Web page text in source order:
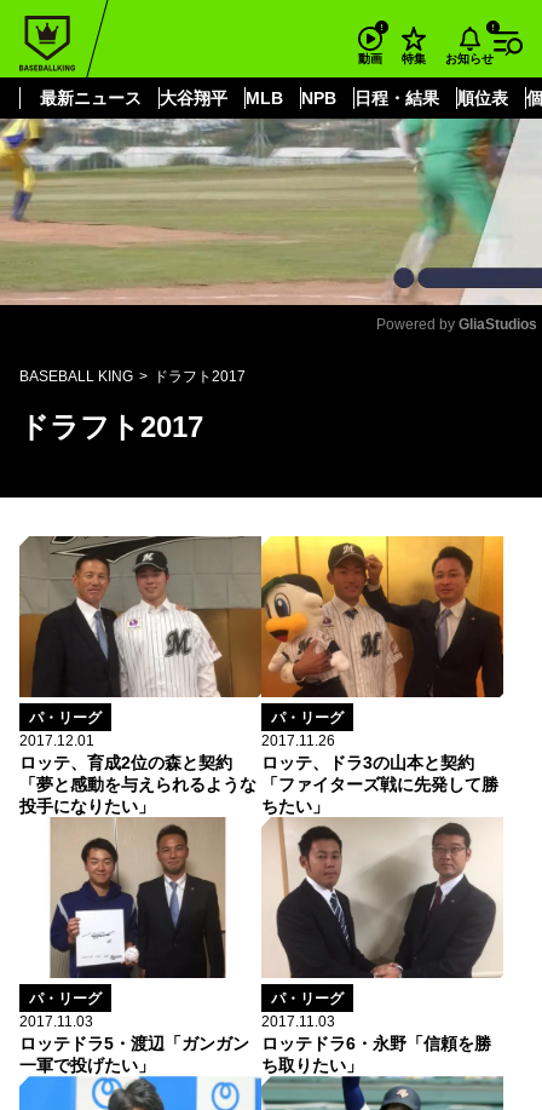
動画 特集 お知らせ
最新ニュース 大谷翔平 MLB NPB 日程・結果 順位表
もっと見る
Powered by GliaStudios
BASEBALL KING ドラフト2017
ドラフト2017
パ・リーグ
2017.12.01
ロッテ、育成2位の森と契約
「夢と感動を与えられるような
投手になりたい」
パ・リーグ
2017.11.26
ロッテ、ドラ3の山本と契約
「ファイターズ戦に先発して勝
ちたい」
パ・リーグ
2017.11.03
ロッテドラ5・渡辺「ガンガン
一軍で投げたい」
パ・リーグ
2017.11.03
ロッテドラ6・永野「信頼を勝
ち取りたい」